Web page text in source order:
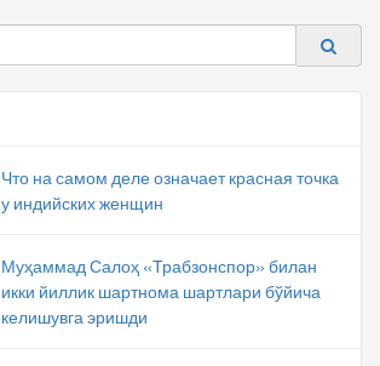
Что на самом деле означает красная точка
у индийских женщин
Муҳаммад Салоҳ «Трабзонспор» билан
икки йиллик шартнома шартлари бўйича
келишувга эришди